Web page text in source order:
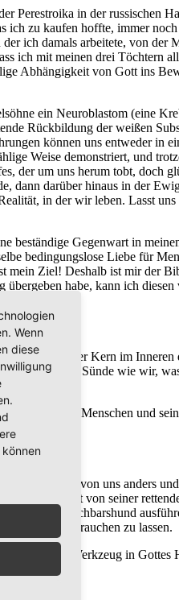
Perestroika in der russischen
ich zu kaufen hoffte, immer
ich damals arbeitete, von der
ich mit meinen drei Töchtern
Abhängigkeit von Gott ins
ein Neuroblastom (eine
Rückbildung der weißen
können uns entweder in
Weise demonstriert, und
der um uns herum tobt, doch
dann darüber hinaus in der
in der wir leben. Lasst
beständige Gegenwart in
bedingungslose Liebe für
mein Ziel! Deshalb ist mir der
habe, kann ich
doch der Kern im
Folgen der Sünde wie wir,
für diese Menschen und
der jeden von uns anders
der Nachricht von seiner
den Nachbarshund
Werk gebrauchen zu lassen.
zu einem Werkzeug in Gottes
Wenn
diese